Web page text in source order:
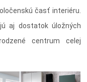
časť interiéru.
aj dostatok úložných
centrum celej